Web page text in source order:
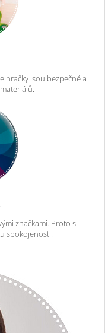
hračky jsou bezpečné a
značkami. Proto si
spokojenosti.